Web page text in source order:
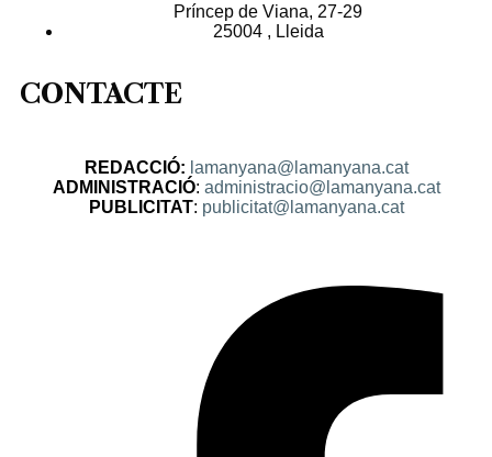
Príncep de Viana, 27-29
25004 , Lleida
CONTACTE
REDACCIÓ: lamanyana@lamanyana.cat
ADMINISTRACIÓ: administracio@lamanyana.cat
PUBLICITAT: publicitat@lamanyana.cat